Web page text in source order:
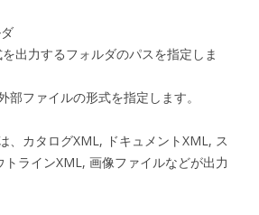
出力するフォルダのパスを指定しま
部ファイルの形式を指定します。
、カタログXML, ドキュメントXML, ス
トラインXML, 画像ファイルなどが出力